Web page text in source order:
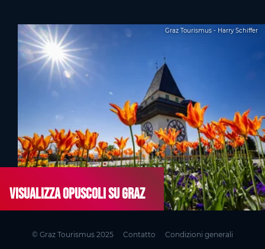
Graz Tourismus - Harry Schiffer
Visualizza opuscoli su Graz
© Graz Tourismus 2025 Contatto Condizioni generali